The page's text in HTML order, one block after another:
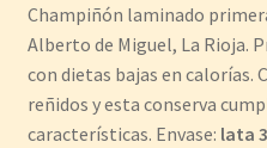
Champiñón laminado
Alberto de Miguel, La Rioja.
con dietas bajas en calorías.
reñidos y esta conserva
características. Envase: lata